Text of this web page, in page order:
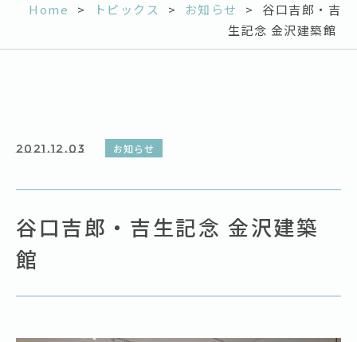
Home > トピックス > お知らせ >
谷口吉郎・吉
生記念 金沢建築館
2021.12.03 お知らせ
谷口吉郎・吉生記念 金沢建築
館